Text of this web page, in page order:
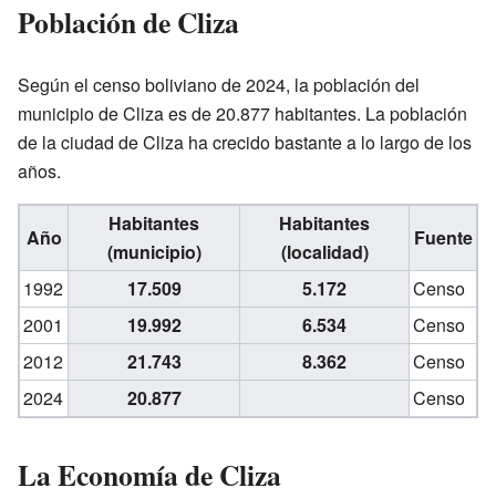
Población de Cliza
Según el censo boliviano de 2024, la población del
municipio de Cliza es de 20.877 habitantes. La población
de la ciudad de Cliza ha crecido bastante a lo largo de los
años.
Año
Habitantes
(municipio)
Habitantes
(localidad)
Fuente
1992
17.509 5.172
Censo
2001
19.992 6.534
Censo
2012
21.743 8.362
Censo
2024
20.877 Censo
La Economía de Cliza